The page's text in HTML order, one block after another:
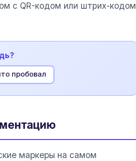
с QR-кодом или штрих-кодом
пробовал
маркеры на самом